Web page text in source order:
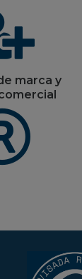
marca y